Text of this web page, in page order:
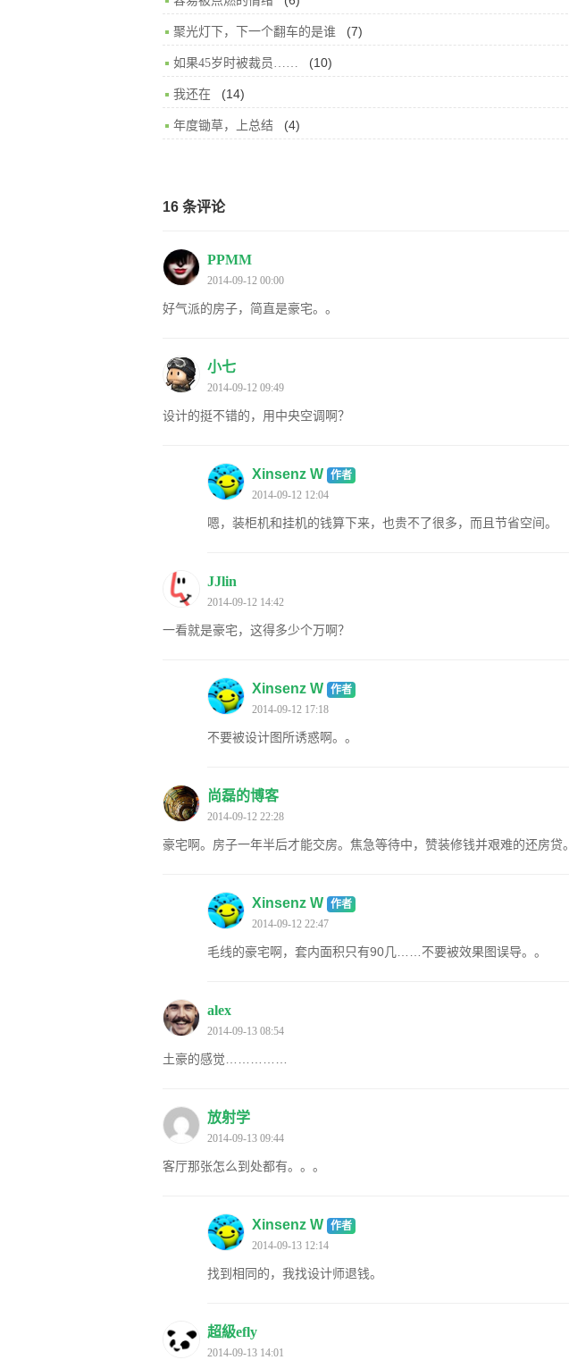
聚光灯下，下一个翻车的是谁 (7)
如果45岁时被裁员…… (10)
我还在 (14)
年度锄草，上总结 (4)
16 条评论
PPMM
2014-09-12 00:00
好气派的房子，简直是豪宅。。
小七
2014-09-12 09:49
设计的挺不错的，用中央空调啊？
Xinsenz W 作者
2014-09-12 12:04
嗯，装柜机和挂机的钱算下来，也贵不了很多，而且节省空间。
JJlin
2014-09-12 14:42
一看就是豪宅，这得多少个万啊？
Xinsenz W 作者
2014-09-12 17:18
不要被设计图所诱惑啊。。
尚磊的博客
2014-09-12 22:28
豪宅啊。房子一年半后才能交房。焦急等待中，赞装修钱并艰难的还房贷。
Xinsenz W 作者
2014-09-12 22:47
毛线的豪宅啊，套内面积只有90几……不要被效果图误导。。
alex
2014-09-13 08:54
土豪的感觉……………
放射学
2014-09-13 09:44
客厅那张怎么到处都有。。。
Xinsenz W 作者
2014-09-13 12:14
找到相同的，我找设计师退钱。
超級efly
2014-09-13 14:01